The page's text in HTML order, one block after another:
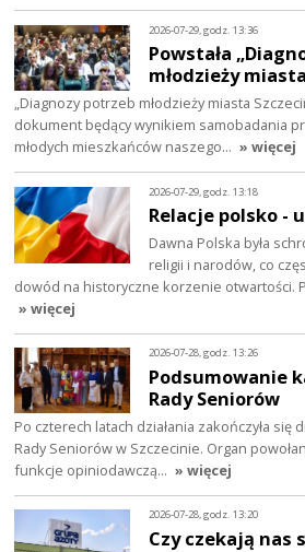
2026-07-29, godz. 13:36
Powstała
młodzieży
„Diagnozy potrzeb młodzieży miasta
dokument będący wynikiem samobadania
młodych mieszkańców naszego… » więcej
2026-07-29, godz. 13:18
Relacje polsko -
Dawna Polska była
religii i narodów, co
dowód na historyczne korzenie otwartości.
» więcej
2026-07-28, godz. 13:26
Podsumowanie
Rady Seniorów
Po czterech latach działania zakończyła się
Rady Seniorów w Szczecinie. Organ
funkcje opiniodawczą… » więcej
2026-07-28, godz. 13:20
Czy czekają nas